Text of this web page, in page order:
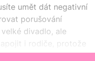
umět dát negativní
porušování
divadlo, ale
i rodiče, protože
že to nenecháte